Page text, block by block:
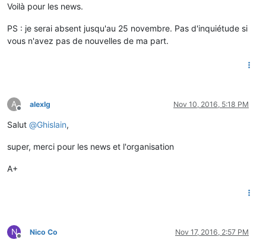
Voilà pour les news.
PS : je serai absent jusqu'au 25 novembre. Pas d'inquiétude si
vous n'avez pas de nouvelles de ma part.
A
Offline
alexlg Nov 10, 2016, 5:18 PM
Salut @Ghislain,
super, merci pour les news et l'organisation
A+
N
Offline
Nico Co Nov 17, 2016, 2:57 PM